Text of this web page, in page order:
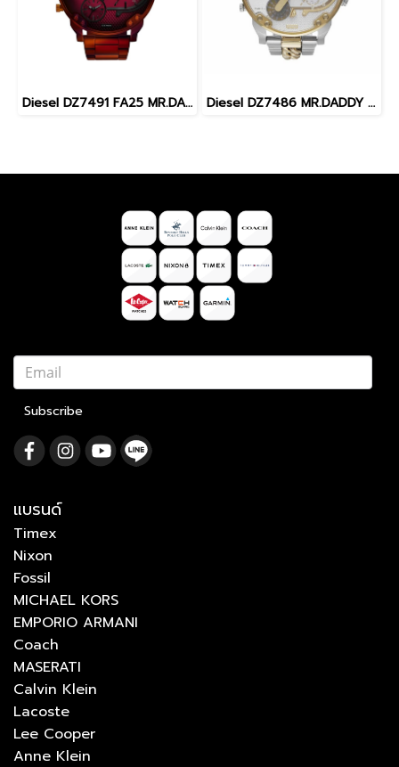
Diesel DZ7491 FA25 MR.DADDY SLIM MEN 54MM นาฬิกาข้อมือ นาฬิกา ผู้ชาย Diesel DZ7486 MR.DADDY 2.0 MEN 57MM นาฬิกาข้อมือ นาฬิกา ผู้ชาย
Subscribe
แบรนด์
Timex
Nixon
Fossil
MICHAEL KORS
EMPORIO ARMANI
Coach
MASERATI
Calvin Klein
Lacoste
Lee Cooper
Anne Klein